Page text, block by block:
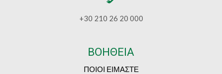
+30 210 26 20 000
ΒΟΗΘΕΙΑ
ΠΟΙΟΙ ΕΙΜΑΣΤΕ